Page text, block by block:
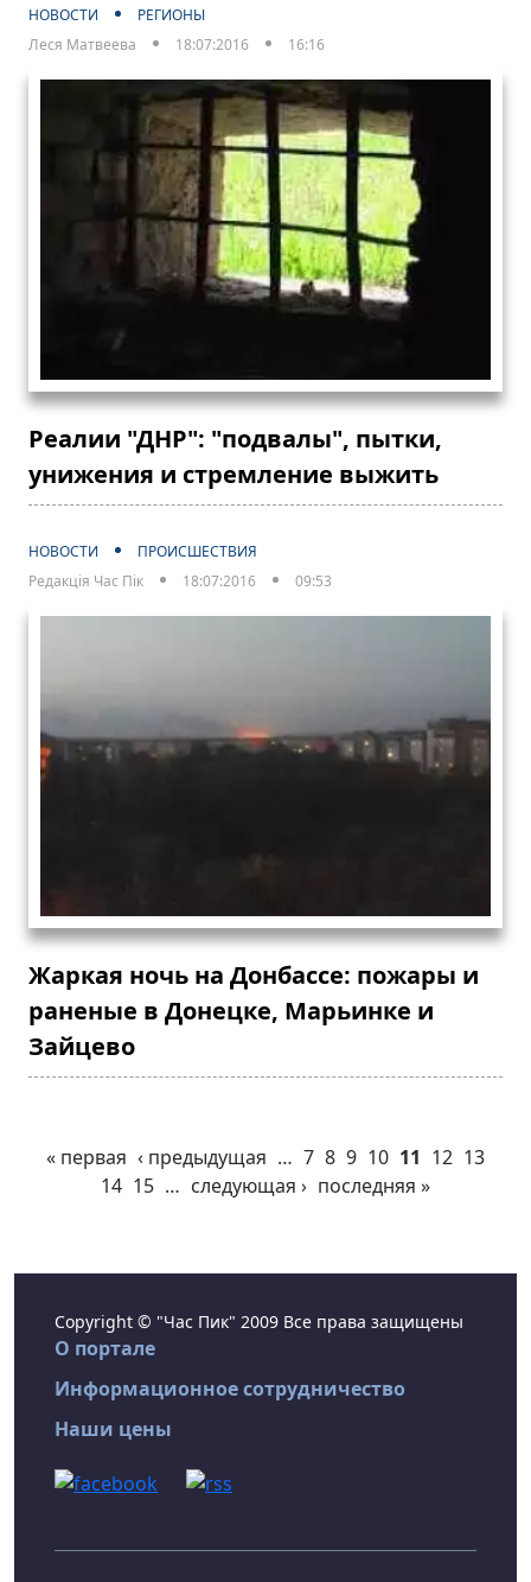
НОВОСТИ
РЕГИОНЫ
Леся Матвеева
18:07:2016 16:16
Реалии "ДНР": "подвалы", пытки,
унижения и стремление выжить
НОВОСТИ
ПРОИСШЕСТВИЯ
Редакція Час Пік
18:07:2016 09:53
Жаркая ночь на Донбассе: пожары и
раненые в Донецке, Марьинке и
Зайцево
« первая ‹ предыдущая … 7 8 9 10 11 12 13
14 15 … следующая › последняя »
Copyright © "Час Пик" 2009 Все права защищены
О портале
Информационное сотрудничество
Наши цены